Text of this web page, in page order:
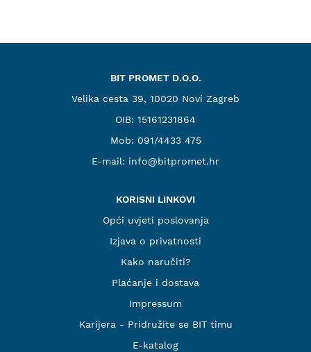
BIT PROMET D.O.O.
Velika cesta 39, 10020 Novi Zagreb
OIB: 15161231864
Mob: 091/4433 475
E-mail: info@bitpromet.hr
KORISNI LINKOVI
Opći uvjeti poslovanja
Izjava o privatnosti
Kako naručiti?
Plaćanje i dostava
Impressum
Karijera - Pridružite se BIT timu
E-katalog